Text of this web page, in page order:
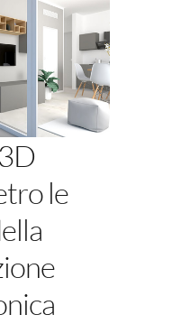
le